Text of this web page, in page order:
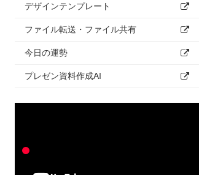
デザインテンプレート
ファイル転送・ファイル共有
今日の運勢
プレゼン資料作成AI